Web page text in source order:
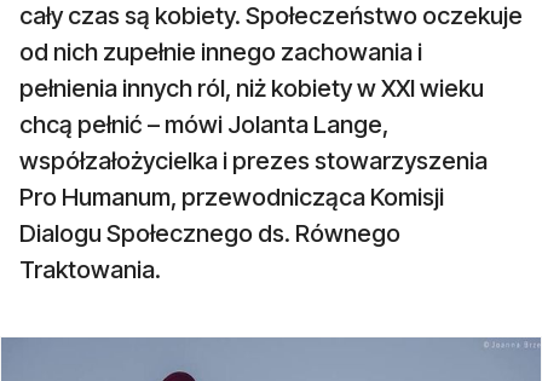
cały czas są kobiety. Społeczeństwo oczekuje
od nich zupełnie innego zachowania i
pełnienia innych ról, niż kobiety w XXI wieku
chcą pełnić – mówi Jolanta Lange,
współzałożycielka i prezes stowarzyszenia
Pro Humanum, przewodnicząca Komisji
Dialogu Społecznego ds. Równego
Traktowania.